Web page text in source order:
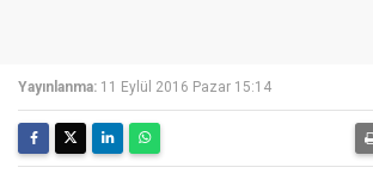
Yayınlanma: 11 Eylül 2016 Pazar 15:14